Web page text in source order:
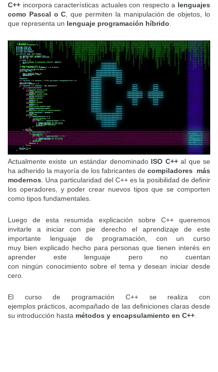
C++ incorpora características actuales con respecto a lenguajes
como Pascal o C , que permiten la manipulación de objetos, lo
que representa un lenguaje programación híbrido
Actualmente existe un estándar denominado ISO C++al que se
ha adherido la mayoría de los fabricantes de compiladores más
modernos . Una particularidad del C++ es la posibilidad de definir
los operadores, y poder crear nuevos tipos que se comporten
como tipos fundamentales.
Luego de esta resumida explicación sobre C++ queremos
invitarle a iniciar con pie derecho el aprendizaje de este
importante lenguaje de programación, con un curso
muy bien explicado hecho para personas que tienen interés en
aprender este lenguaje pero no cuentan
con ningún conocimiento sobre el tema y desean iniciar desde
cero.
El curso de programación C++ se realiza con
ejemplos prácticos, acompañado de las definiciones claras desde
su introducción hasta métodos y encapsulamiento en C++